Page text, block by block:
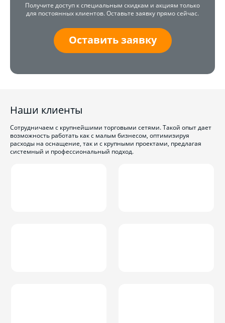
Получите доступ к специальным скидкам и акциям только
для постоянных клиентов. Оставьте заявку прямо сейчас.
Оставить заявку
Наши клиенты
Сотрудничаем с крупнейшими торговыми сетями. Такой опыт дает
возможность работать как с малым бизнесом, оптимизируя
расходы на оснащение, так и с крупными проектами, предлагая
системный и профессиональный подход.